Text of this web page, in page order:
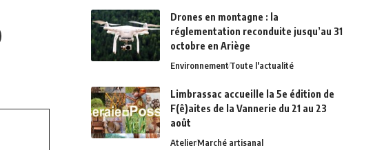
Drones en montagne : la
réglementation reconduite jusqu’au 31
octobre en Ariège
EnvironnementToute l'actualité
Limbrassac accueille la 5e édition de
F(ê)aites de la Vannerie du 21 au 23
août
AtelierMarché artisanal